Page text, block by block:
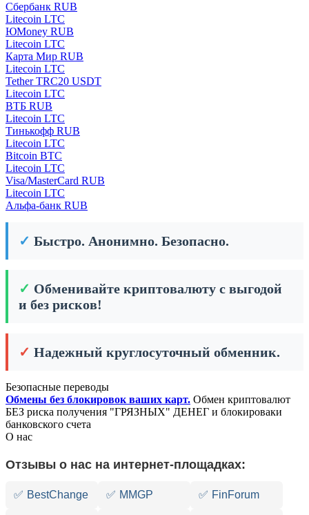
Сбербанк RUB
Litecoin LTC
ЮMoney RUB
Litecoin LTC
Карта Мир RUB
Litecoin LTC
Tether TRC20 USDT
Litecoin LTC
ВТБ RUB
Litecoin LTC
Тинькофф RUB
Litecoin LTC
Bitcoin BTC
Litecoin LTC
Visa/MasterCard RUB
Litecoin LTC
Альфа-банк RUB
✓ Быстро. Анонимно. Безопасно.
✓ Обменивайте криптовалюту с выгодой
и без рисков!
✓ Надежный круглосуточный обменник.
Безопасные переводы
Обмены без блокировок ваших карт. Обмен криптовалют
БЕЗ риска получения "ГРЯЗНЫХ" ДЕНЕГ и блокироваки
банковского счета
О нас
Отзывы о нас на интернет-площадках:
✅ BestChange ✅ MMGP ✅ FinForum